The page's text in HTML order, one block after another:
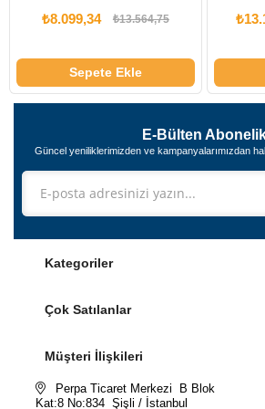
₺13.169,66 ₺22.388,43
Sepete Ekle
E-Bülten
Güncel yeniliklerimizden ve kampanyalarımızdan
Kategoriler
Çok Satılanlar
Müşteri İlişkileri
Perpa Ticaret Merkezi B Blok
Kat:8 No:834 Şişli / İstanbul